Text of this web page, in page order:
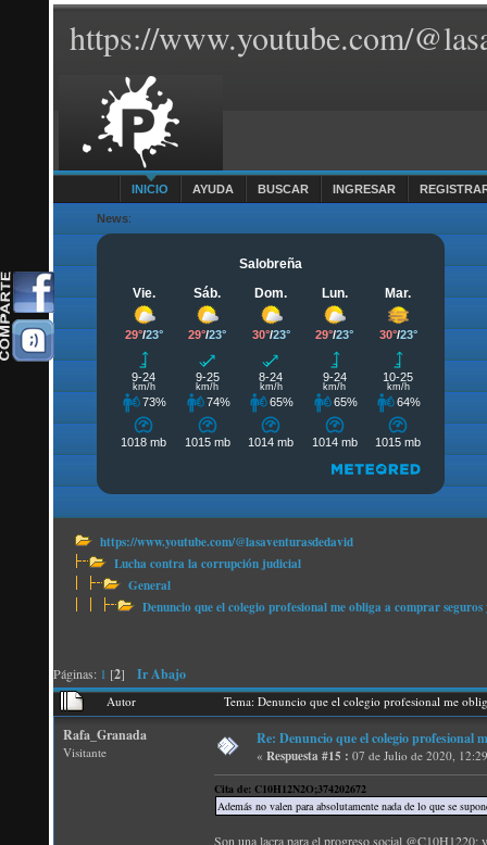
https://www.youtube.com/
INICIO AYUDA BUSCAR INGRESAR
News:
https://www.youtube.com/@lasaventurasdedavid
Lucha contra la corrupción judicial
General
Denuncio que el colegio profesional me obliga a comprar
Páginas: 1 [2] Ir Abajo
Autor Tema: Denuncio que el colegio profesional me
Rafa_Granada
Visitante
Re: Denuncio que el colegio profesional
« Respuesta #15 : 07 de Julio de 2020,
Cita de: C10H12N2O;374202672
Además no valen para absolutamente nada de lo que se
Son una lacra para el progreso social @C10H1220;